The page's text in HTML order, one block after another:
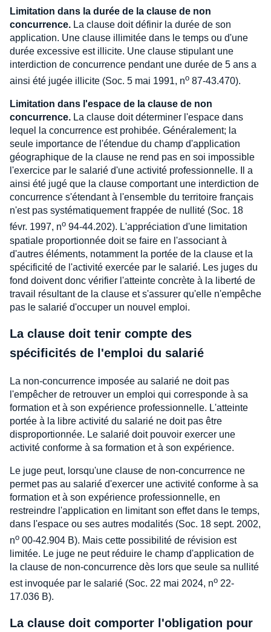
Limitation dans la durée de la clause de non
concurrence. La clause doit définir la durée de son
application. Une clause illimitée dans le temps ou d'une
durée excessive est illicite. Une clause stipulant une
interdiction de concurrence pendant une durée de 5 ans a
ainsi été jugée illicite (Soc. 5 mai 1991, no 87-43.470).
Limitation dans l'espace de la clause de non
concurrence. La clause doit déterminer l'espace dans
lequel la concurrence est prohibée. Généralement; la
seule importance de l'étendue du champ d'application
géographique de la clause ne rend pas en soi impossible
l'exercice par le salarié d'une activité professionnelle. Il a
ainsi été jugé que la clause comportant une interdiction de
concurrence s'étendant à l'ensemble du territoire français
n'est pas systématiquement frappée de nullité (Soc. 18
févr. 1997, no 94-44.202). L'appréciation d'une limitation
spatiale proportionnée doit se faire en l'associant à
d'autres éléments, notamment la portée de la clause et la
spécificité de l'activité exercée par le salarié. Les juges du
fond doivent donc vérifier l'atteinte concrète à la liberté de
travail résultant de la clause et s'assurer qu'elle n'empêche
pas le salarié d'occuper un nouvel emploi.
La clause doit tenir compte des
spécificités de l'emploi du salarié
La non-concurrence imposée au salarié ne doit pas
l'empêcher de retrouver un emploi qui corresponde à sa
formation et à son expérience professionnelle. L'atteinte
portée à la libre activité du salarié ne doit pas être
disproportionnée. Le salarié doit pouvoir exercer une
activité conforme à sa formation et à son expérience.
Le juge peut, lorsqu'une clause de non-concurrence ne
permet pas au salarié d'exercer une activité conforme à sa
formation et à son expérience professionnelle, en
restreindre l'application en limitant son effet dans le temps,
dans l'espace ou ses autres modalités (Soc. 18 sept. 2002,
no 00-42.904 B). Mais cette possibilité de révision est
limitée. Le juge ne peut réduire le champ d'application de
la clause de non-concurrence dès lors que seule sa nullité
est invoquée par le salarié (Soc. 22 mai 2024, no 22-
17.036 B).
La clause doit comporter l'obligation pour